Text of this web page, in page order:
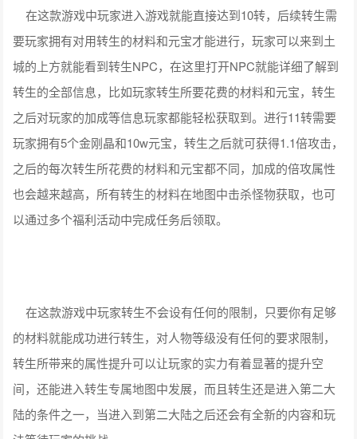
在这款游戏中玩家进入游戏就能直接达到10转，后续转生需
要玩家拥有对用转生的材料和元宝才能进行，玩家可以来到土
城的上方就能看到转生NPC，在这里打开NPC就能详细了解到
转生的全部信息，比如玩家转生所要花费的材料和元宝，转生
之后对玩家的加成等信息玩家都能轻松获取到。进行11转需要
玩家拥有5个金刚晶和10w元宝，转生之后就可获得1.1倍攻击，
之后的每次转生所花费的材料和元宝都不同，加成的倍攻属性
也会越来越高，所有转生的材料在地图中击杀怪物获取，也可
以通过多个福利活动中完成任务后领取。
在这款游戏中玩家转生不会设有任何的限制，只要你有足够
的材料就能成功进行转生，对人物等级没有任何的要求限制，
转生所带来的属性提升可以让玩家的实力有着显著的提升空
间，还能进入转生专属地图中发展，而且转生还是进入第二大
陆的条件之一，当进入到第二大陆之后还会有全新的内容和玩